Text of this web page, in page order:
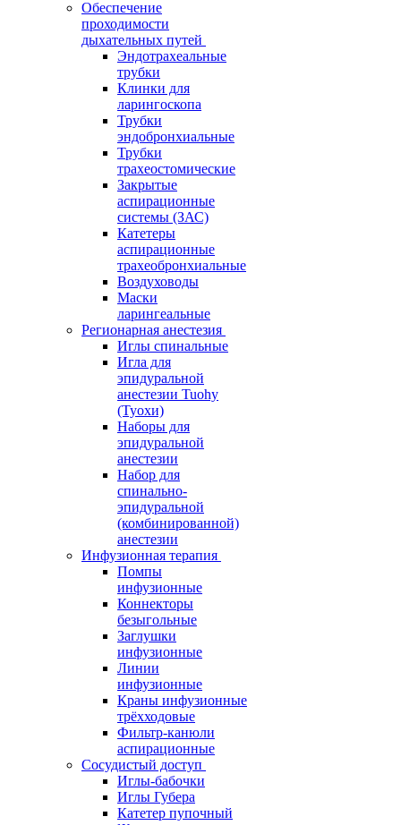
Обеспечение
проходимости
дыхательных путей
Эндотрахеальные
трубки
Клинки для
ларингоскопа
Трубки
эндобронхиальные
Трубки
трахеостомические
Закрытые
аспирационные
системы (ЗАС)
Катетеры
аспирационные
трахеобронхиальные
Воздуховоды
Маски
ларингеальные
Регионарная анестезия
Иглы спинальные
Игла для
эпидуральной
анестезии Tuohy
(Туохи)
Наборы для
эпидуральной
анестезии
Набор для
спинально-
эпидуральной
(комбинированной)
анестезии
Инфузионная терапия
Помпы
инфузионные
Коннекторы
безыгольные
Заглушки
инфузионные
Линии
инфузионные
Краны инфузионные
трёхходовые
Фильтр-канюли
аспирационные
Сосудистый доступ
Иглы-бабочки
Иглы Губера
Катетер пупочный